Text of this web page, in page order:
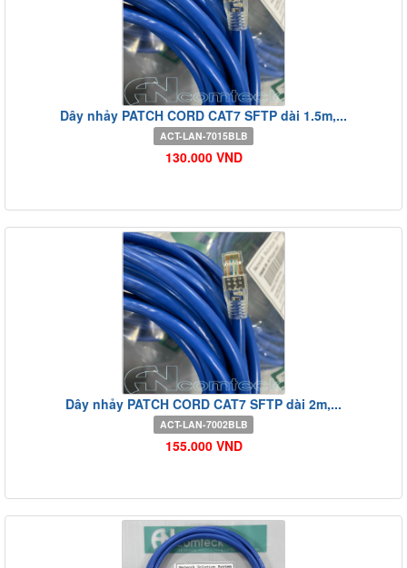
Dây nhảy PATCH CORD CAT7 SFTP dài 1.5m,...
ACT-LAN-7015BLB
130.000 VND
Dây nhảy PATCH CORD CAT7 SFTP dài 2m,...
ACT-LAN-7002BLB
155.000 VND